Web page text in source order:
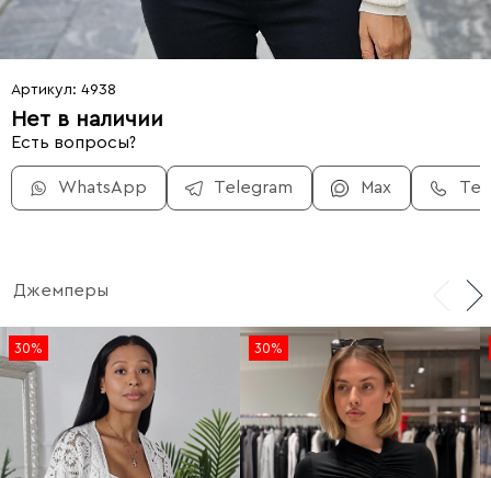
Артикул: 4938
Нет в наличии
Есть вопросы?
WhatsApp Telegram Max
Джемперы
30% 30%